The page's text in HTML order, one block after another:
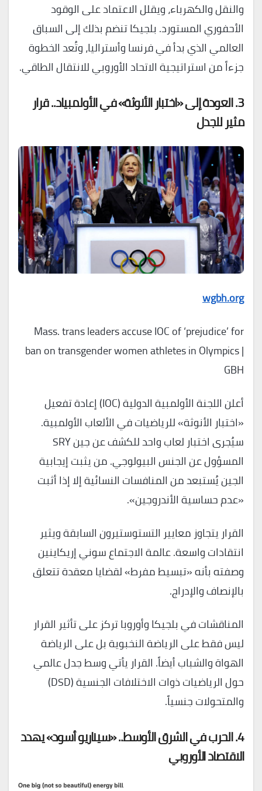
والنقل والكهرباء، ويقلل الاعتماد على الوقود
الأحفوري المستورد. بلجيكا تنضم بذلك إلى السباق
العالمي الذي بدأ في فرنسا وأستراليا، وتُعد الخطوة
جزءاً من استراتيجية الاتحاد الأوروبي للانتقال الطاقي.
3. العودة إلى «اختبار الأنوثة» في الأولمبياد.. قرار
مثير للجدل
wgbh.org
Mass. trans leaders accuse IOC of ‘prejudice’ for
ban on transgender women athletes in Olympics |
GBH
أعلن اللجنة الأولمبية الدولية (IOC) إعادة تفعيل
«اختبار الأنوثة» للرياضيات في الألعاب الأولمبية.
سيُجرى اختبار لعاب واحد للكشف عن جين SRY
المسؤول عن الجنس البيولوجي. من يثبت إيجابية
الجين يُستبعد من المنافسات النسائية إلا إذا أثبت
«عدم حساسية الأندروجين».
القرار يتجاوز معايير التستوستيرون السابقة ويثير
انتقادات واسعة. عالمة الاجتماع سوني إريكاينين
وصفته بأنه «تبسيط مفرط» لقضايا معقدة تتعلق
بالإنصاف والإدراج.
المناقشات في بلجيكا وأوروبا تركز على تأثير القرار
ليس فقط على الرياضة النخبوية بل على الرياضة
الهواة والشباب أيضاً. القرار يأتي وسط جدل عالمي
حول الرياضيات ذوات الاختلافات الجنسية (DSD)
والمتحولات جنسياً.
4. الحرب في الشرق الأوسط.. «سيناريو أسود» يهدد
الاقتصاد الأوروبي